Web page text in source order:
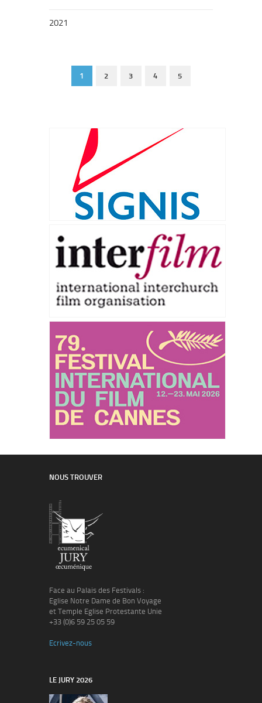
2021
1 2 3 4 5
NOUS TROUVER
Face au Palais des Festivals :
Eglise Notre Dame de Bon Voyage
et Temple Eglise Protestante Unie
+33 (0)6 59 25 05 59
Ecrivez-nous
LE JURY 2026